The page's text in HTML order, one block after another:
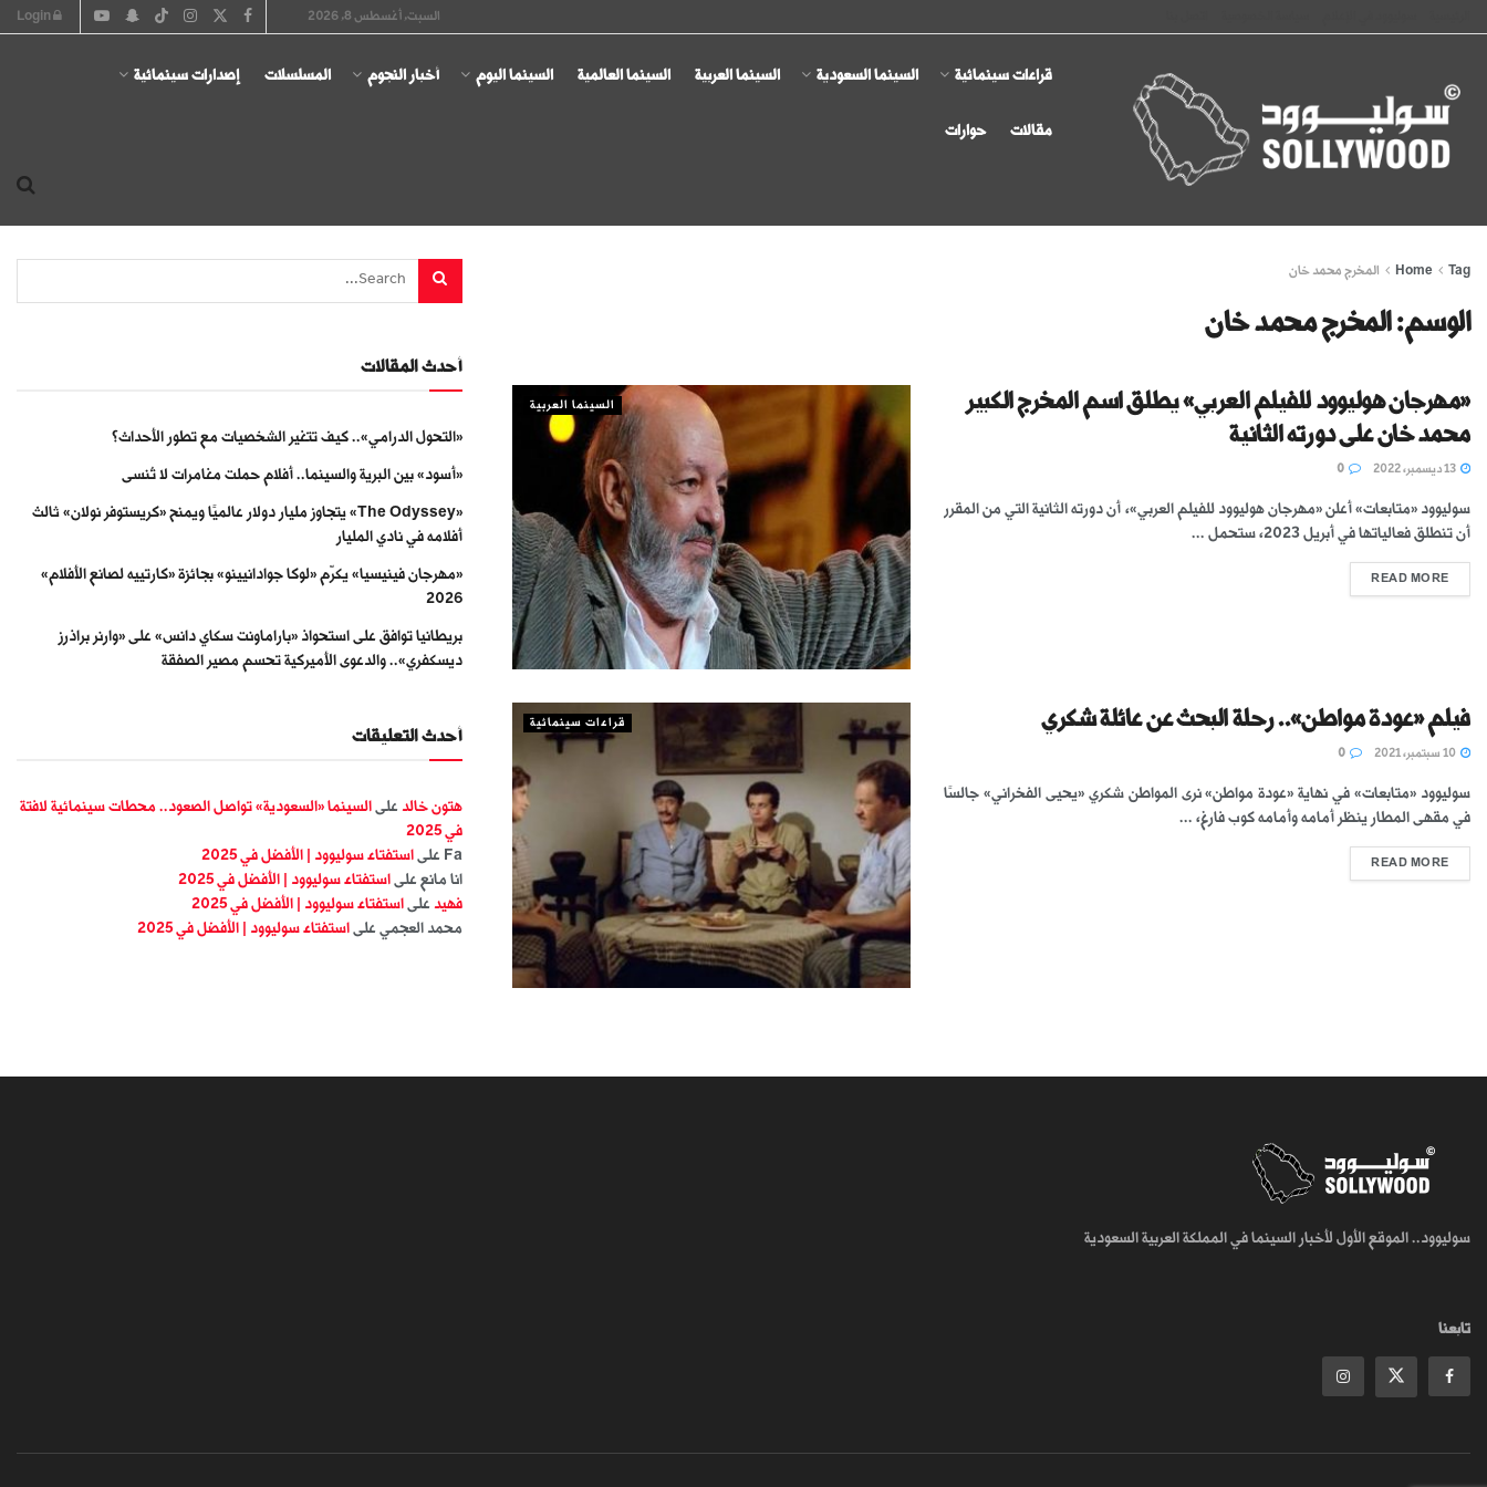
السبت, أغسطس 8, 2026
قراءات سينمائية السينما السعودية السينما العربية السينما العالمية السينما اليوم أخبار النجوم المسلسلات إصدارات سينمائية
مقالات حوارات
Home Tag المخرج محمد خان
الوسم:المخرج محمد خان
السينما العربية
«مهرجان هوليوود للفيلم العربي» يطلق اسم المخرج الكبير
محمد خان على دورته الثانية
سوليوود «متابعات» أعلن «مهرجان هوليوود للفيلم العربي»، أن دورته الثانية التي من المقرر
أن تنطلق فعالياتها في أبريل 2023، ستحمل ...
READ MORE
قراءات سينمائية فيلم «عودة مواطن».. رحلة البحث عن عائلة شكري
سوليوود «متابعات» في نهاية «عودة مواطن» نرى المواطن شكري «يحيى الفخراني» جالسًا
في مقهى المطار ينظر أمامه وأمامه كوب فارغ، ...
READ MORE
أحدث المقالات
«التحول الدرامي».. كيف تتغير الشخصيات مع تطور الأحداث؟
«أسود» بين البرية والسينما.. أفلام حملت مغامرات لا تُنسى
«The Odyssey» يتجاوز مليار دولار عالميًا ويمنح «كريستوفر نولان» ثالث
أفلامه في نادي المليار
«مهرجان فينيسيا» يكرّم «لوكا جوادانيينو» بجائزة «كارتييه لصانع الأفلام»
2026
بريطانيا توافق على استحواذ «باراماونت سكاي دانس» على «وارنر براذرز
ديسكفري».. والدعوى الأميركية تحسم مصير الصفقة
أحدث التعليقات
هتون خالد على السينما «السعودية» تواصل الصعود.. محطات سينمائية لافتة
في 2025
Fa على استفتاء سوليوود | الأفضل في 2025
انا مانع على استفتاء سوليوود | الأفضل في 2025
فهيد على استفتاء سوليوود | الأفضل في 2025
محمد العجمي على استفتاء سوليوود | الأفضل في 2025
سوليوود.. الموقع الأول لأخبار السينما في المملكة العربية السعودية
تابعنا